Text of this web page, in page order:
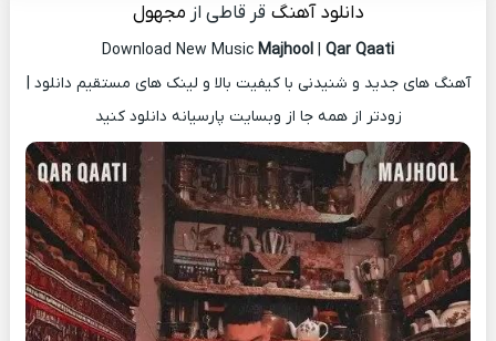
دانلود آهنگ قر قاطی از مجهول
Download New Music Majhool | Qar Qaati
آهنگ های جدید و شنیدنی با کیفیت بالا و لینک های مستقیم دانلود |
زودتر از همه جا از وبسایت پارسیانه دانلود کنید